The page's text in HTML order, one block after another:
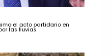
el acto partidario en
las lluvias